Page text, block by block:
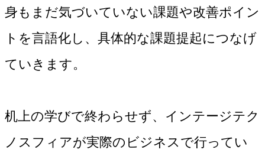
身もまだ気づいていない課題や改善ポイン
トを言語化し、具体的な課題提起につなげ
ていきます。
机上の学びで終わらせず、インテージテク
ノスフィアが実際のビジネスで行ってい